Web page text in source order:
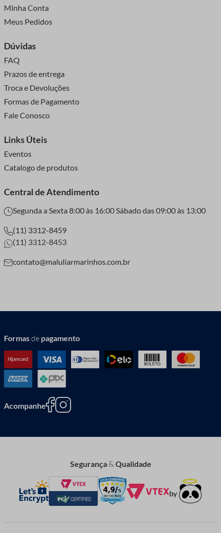
Minha Conta
Meus Pedidos
Dúvidas
FAQ
Prazos de entrega
Troca e Devoluções
Formas de Pagamento
Fale Conosco
Links Úteis
Eventos
Catalogo de produtos
Central de Atendimento
Segunda a Sexta 8:00 às 16:00 Sábado das 09:00 às 13:00
(11) 3312-8459
(11) 3312-8453
contato@maluliarmarinhos.com.br
Formasde pagamento
Acompanhe
Segurança&Qualidade